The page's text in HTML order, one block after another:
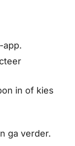
app.
in of kies
ga verder.